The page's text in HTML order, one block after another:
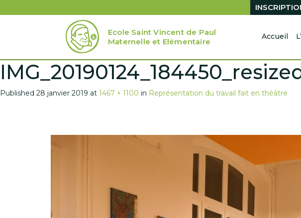
Ecole Saint Vincent de Paul
Maternelle et Elémentaire
Accueil
Published 28 janvier 2019 at 1467 × 1100 in Représentation du travail fait en théâtre